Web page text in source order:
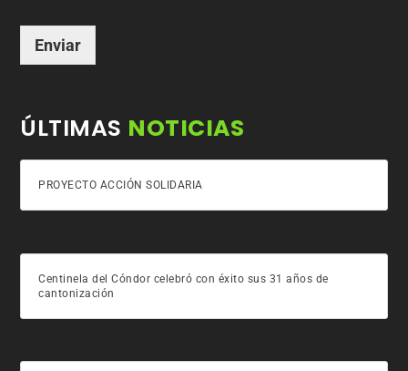
Enviar
ÚLTIMAS NOTICIAS
PROYECTO ACCIÓN SOLIDARIA
Centinela del Cóndor celebró con éxito sus 31 años de
cantonización